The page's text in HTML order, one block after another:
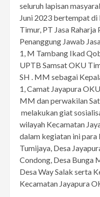
seluruh lapisan
Juni 2023 bertempat
Timur, PT Jasa
Penanggung Jawab
1, M Tambang Ikad
UPTB Samsat OKU
SH . MM sebagai
1, Camat Jayapura
MM dan perwakilan
melakukan giat
wilayah Kecamatan
dalam kegiatan ini para
Tumijaya, Desa
Condong, Desa Bunga
Desa Way Salak serta
Kecamatan Jayapura